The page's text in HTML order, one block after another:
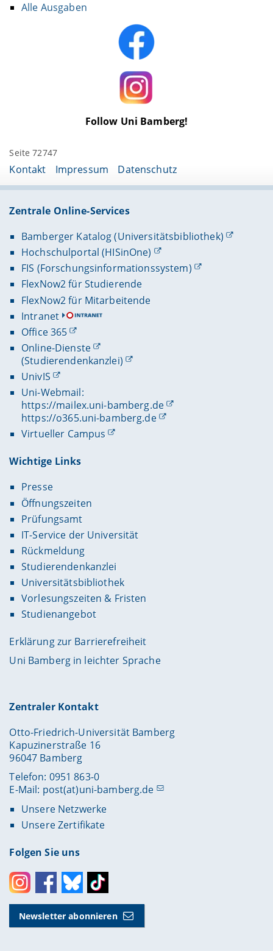
Follow Uni Bamberg!
Alle Ausgaben
Seite 72747
Kontakt Impressum Datenschutz
Zentrale Online-Services
Bamberger Katalog (Universitätsbibliothek)
Hochschulportal (HISinOne)
FIS (Forschungsinformationssystem)
FlexNow2 für Studierende
FlexNow2 für Mitarbeitende
Intranet
Office 365
Online-Dienste
(Studierendenkanzlei)
UnivIS
Uni-Webmail:
https://mailex.uni-bamberg.de
https://o365.uni-bamberg.de
Virtueller Campus
Wichtige Links
Presse
Öffnungszeiten
Prüfungsamt
IT-Service der Universität
Rückmeldung
Studierendenkanzlei
Universitätsbibliothek
Vorlesungszeiten & Fristen
Studienangebot
Erklärung zur Barrierefreiheit
Uni Bamberg in leichter Sprache
Zentraler Kontakt
Otto-Friedrich-Universität Bamberg
Kapuzinerstraße 16
96047 Bamberg
Telefon: 0951 863-0
E-Mail: post(at)uni-bamberg.de
Unsere Netzwerke
Unsere Zertifikate
Folgen Sie uns
InstagramFacebookBlueskyToktok
Newsletter abonnieren